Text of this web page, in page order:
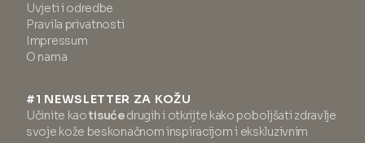
Uvjeti i odredbe
Pravila privatnosti
Impressum
O nama
#1 NEWSLETTER ZA KOŽU
Učinite kaotisućedrugih i otkrijte kako poboljšati zdravlje
svoje kože beskonačnom inspiracijom i ekskluzivnim